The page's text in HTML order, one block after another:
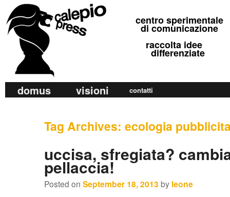
calepio press
©
centro sperimentale
di comunicazione
raccolta idee
differenziate
a
Skip
Skip
secondary
domus visioni contatti
Tag Archives: ecologia
uccisa, sfregiata?
pellaccia!
Posted on September 18, 2013 by leone